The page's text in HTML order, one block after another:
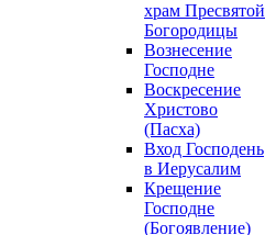
храм Пресвятой
Богородицы
Вознесение
Господне
Воскресение
Христово
(Пасха)
Вход Господень
в Иерусалим
Крещение
Господне
(Богоявление)